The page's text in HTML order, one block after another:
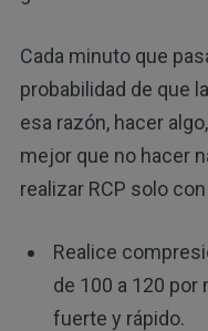
Cada minuto que
probabilidad de que
esa razón, hacer
mejor que no hacer
realizar RCP solo
Realice
de 100 a 120
fuerte y rápido.